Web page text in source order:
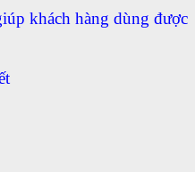
khách hàng dùng được